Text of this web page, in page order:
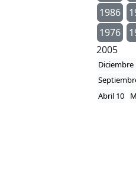
1986
1976
2005
Diciembre
Abril 10